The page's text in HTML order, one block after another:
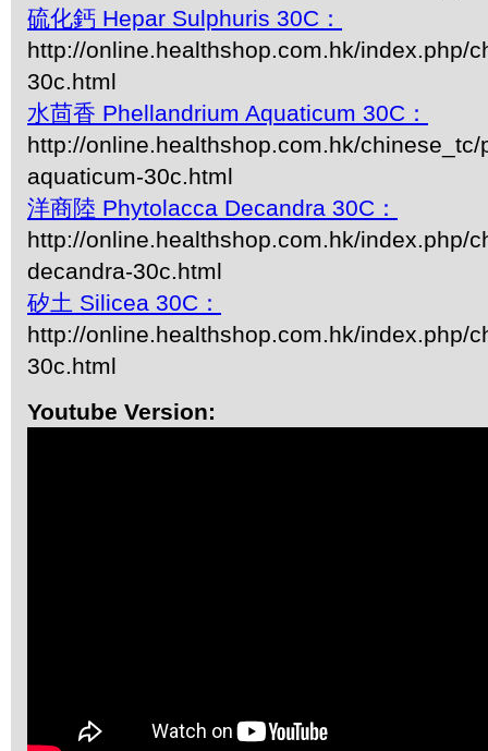
硫化鈣 Hepar Sulphuris 30C：
http://online.healthshop.com.hk/index.php/
30c.html
水茴香 Phellandrium Aquaticum 30C：
http://online.healthshop.com.hk/chinese_tc/
aquaticum-30c.html
洋商陸 Phytolacca Decandra 30C：
http://online.healthshop.com.hk/index.php/
decandra-30c.html
矽土 Silicea 30C：
http://online.healthshop.com.hk/index.php/
30c.html
Youtube Version: